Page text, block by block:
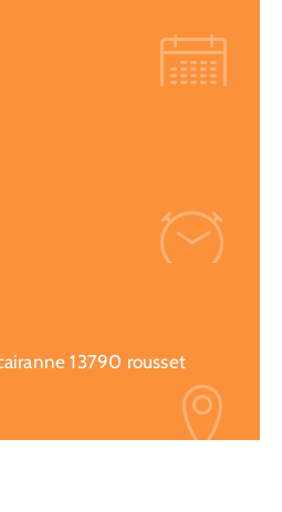
13790 rousset